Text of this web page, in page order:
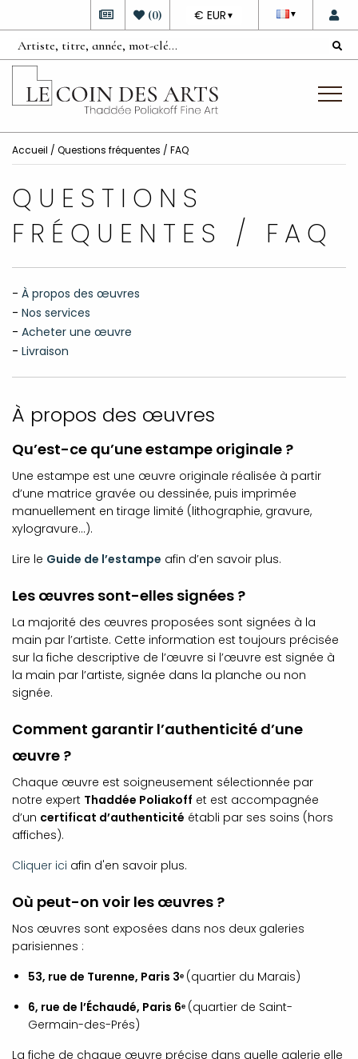
▼
DEVISE
€ EUR ▼
(0)
Accueil / Questions fréquentes / FAQ
QUESTIONS
FRÉQUENTES / FAQ
- À propos des œuvres
- Nos services
- Acheter une œuvre
- Livraison
À propos des œuvres
Qu’est-ce qu’une estampe originale ?
Une estampe est une œuvre originale réalisée à partir
d’une matrice gravée ou dessinée, puis imprimée
manuellement en tirage limité (lithographie, gravure,
xylogravure…).
Lire le Guide de l’estampe afin d’en savoir plus.
Les œuvres sont-elles signées ?
La majorité des œuvres proposées sont signées à la
main par l’artiste. Cette information est toujours précisée
sur la fiche descriptive de l’œuvre si l’œuvre est signée à
la main par l’artiste, signée dans la planche ou non
signée.
Comment garantir l’authenticité d’une
œuvre ?
Chaque œuvre est soigneusement sélectionnée par
notre expert Thaddée Poliakoff et est accompagnée
d’un certificat d’authenticité établi par ses soins (hors
affiches).
Cliquer ici afin d'en savoir plus.
Où peut-on voir les œuvres ?
Nos œuvres sont exposées dans nos deux galeries
parisiennes :
53, rue de Turenne, Paris 3ᵉ (quartier du Marais)
6, rue de l’Échaudé, Paris 6ᵉ (quartier de Saint-
Germain-des-Prés)
La fiche de chaque œuvre précise dans quelle galerie elle